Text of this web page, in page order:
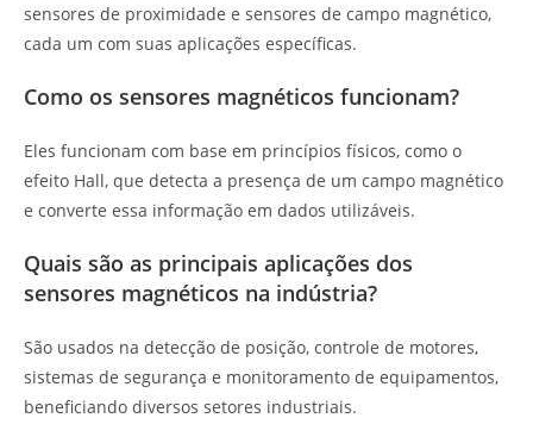
sensores de proximidade e sensores de campo magnético,
cada um com suas aplicações específicas.
Como os sensores magnéticos funcionam?
Eles funcionam com base em princípios físicos, como o
efeito Hall, que detecta a presença de um campo magnético
e converte essa informação em dados utilizáveis.
Quais são as principais aplicações dos
sensores magnéticos na indústria?
São usados na detecção de posição, controle de motores,
sistemas de segurança e monitoramento de equipamentos,
beneficiando diversos setores industriais.